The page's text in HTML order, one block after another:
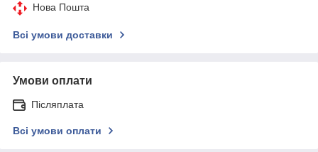
Нова Пошта
Всі умови доставки
Умови оплати
Післяплата
Всі умови оплати